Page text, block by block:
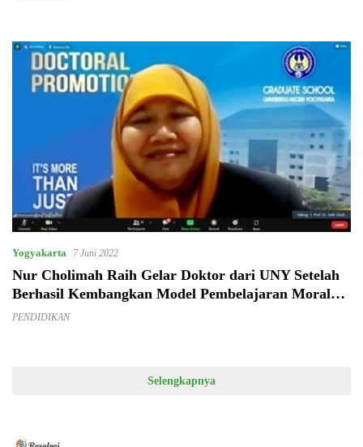
Yogyakarta 7 Juni 2022
Nur Cholimah Raih Gelar Doktor dari UNY Setelah
Berhasil Kembangkan Model Pembelajaran Moral
dalam Keluarga untuk PAUD
PENDIDIKAN
Selengkapnya